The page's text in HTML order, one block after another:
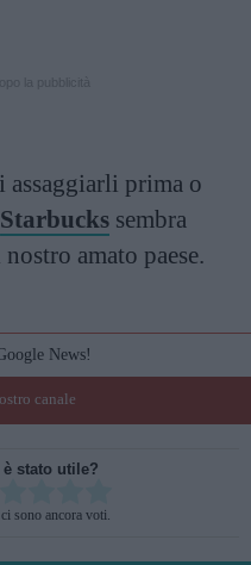
assaggiarli prima o
Starbucks sembra
amato paese.
News!
canale
è stato utile?
sono ancora voti.